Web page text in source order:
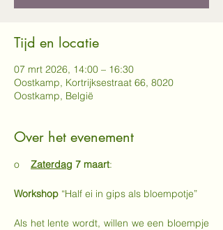
Tijd en locatie
07 mrt 2026, 14:00 – 16:30
Oostkamp, Kortrijksestraat 66, 8020
Oostkamp, België
Over het evenement
o Zaterdag 7 maart:
Workshop “Half ei in gips als bloempotje”
Als het lente wordt, willen we een bloempje